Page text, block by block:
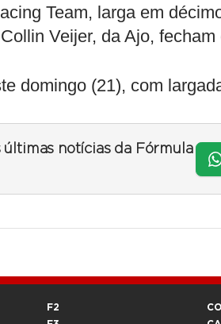
Team, larga em
Veijer, da Ajo,
domingo (21), com
últimas notícias da Fórmula
F2